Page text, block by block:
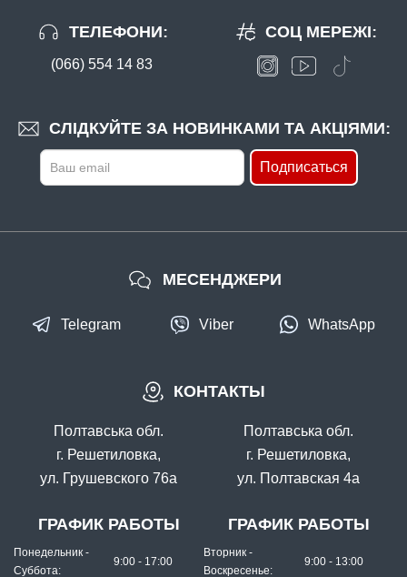
ТЕЛЕФОНИ:
(066) 554 14 83
СЛІДКУЙТЕ ЗА НОВИНКАМИ ТА АКЦІЯМИ:
Подписаться
СОЦ МЕРЕЖІ:
КОНТАКТЫ
Полтавська обл.
г. Решетиловка,
ул. Грушевского 76а
ГРАФИК РАБОТЫ
Понедельник -
Суббота:
9:00 - 17:00
Полтавська обл.
г. Решетиловка,
ул. Полтавская 4а
ГРАФИК РАБОТЫ
Вторник -
Воскресенье:
9:00 - 13:00
МЕСЕНДЖЕРИ
Telegram Viber WhatsApp